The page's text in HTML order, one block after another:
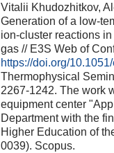
Vitalii Khudozhitkov,
Generation of a low-
ion-cluster reactions
gas // E3S Web of
https://doi.org/
Thermophysical
2267-1242. The work
equipment center
Department with the
Higher Education of
0039). Scopus.